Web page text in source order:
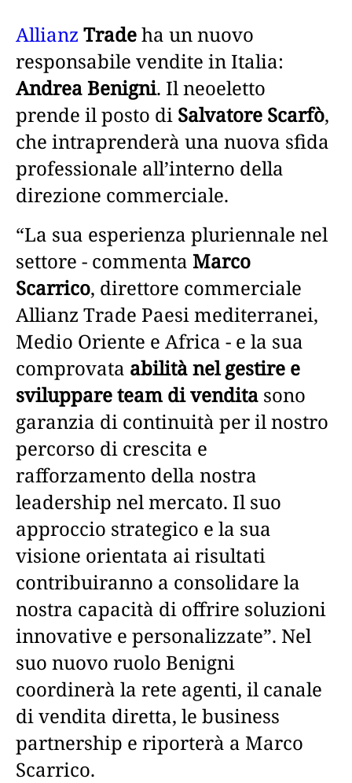
Allianz Tradeha un nuovo
responsabile vendite in Italia:
Andrea Benigni. Il neoeletto
prende il posto di Salvatore Scarfò,
che intraprenderà una nuova sfida
professionale all’interno della
direzione commerciale.
“La sua esperienza pluriennale nel
settore - commenta Marco
Scarrico, direttore commerciale
Allianz Trade Paesi mediterranei,
Medio Oriente e Africa - e la sua
comprovata abilità nel gestire e
sviluppare team di vendita sono
garanzia di continuità per il nostro
percorso di crescita e
rafforzamento della nostra
leadership nel mercato. Il suo
approccio strategico e la sua
visione orientata ai risultati
contribuiranno a consolidare la
nostra capacità di offrire soluzioni
innovative e personalizzate”. Nel
suo nuovo ruolo Benigni
coordinerà la rete agenti, il canale
di vendita diretta, le business
partnership e riporterà a Marco
Scarrico.